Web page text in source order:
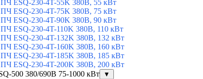
ПЧ ESQ-230-4T-55K 380В, 55 кВт
ПЧ ESQ-230-4T-75K 380В, 75 кВт
ПЧ ESQ-230-4T-90K 380В, 90 кВт
ПЧ ESQ-230-4T-110K 380В, 110 кВт
ПЧ ESQ-230-4T-132K 380В, 132 кВт
ПЧ ESQ-230-4T-160K 380В, 160 кВт
ПЧ ESQ-230-4T-185K 380В, 185 кВт
ПЧ ESQ-230-4T-200K 380В, 200 кВт
500 380/690В 75-1000 кВт
▼